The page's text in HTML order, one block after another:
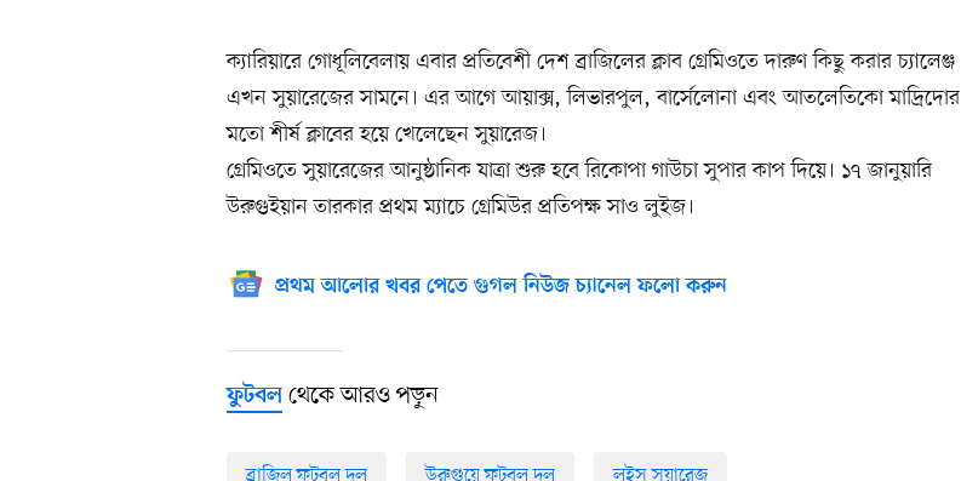
ক্যারিয়ারে গোধূলিবেলায় এবার প্রতিবেশী দেশ ব্রাজিলের ক্লাব গ্রেমিওতে দারুণ কিছু করার চ্যালেঞ্জ
এখন সুয়ারেজের সামনে। এর আগে আয়াক্স, লিভারপুল, বার্সেলোনা এবং আতলেতিকো মাদ্রিদোর
মতো শীর্ষ ক্লাবের হয়ে খেলেছেন সুয়ারেজ।
গ্রেমিওতে সুয়ারেজের আনুষ্ঠানিক যাত্রা শুরু হবে রিকোপা গাউচা সুপার কাপ দিয়ে। ১৭ জানুয়ারি
উরুগুইয়ান তারকার প্রথম ম্যাচে গ্রেমিউর প্রতিপক্ষ সাও লুইজ।
প্রথম আলোর খবর পেতে গুগল নিউজ চ্যানেল ফলো করুন
ফুটবল থেকে আরও পড়ুন